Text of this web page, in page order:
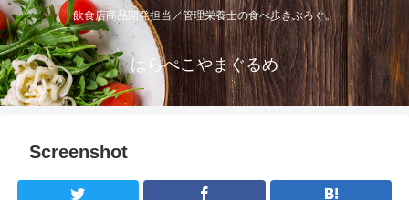
飲食店商品開発担当／管理栄養士の食べ歩きぶろぐ。
はらぺこやまぐるめ
Screenshot